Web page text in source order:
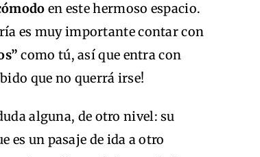
en este hermoso espacio.
es muy importante contar con
como tú, así que entra con
que no querrá irse!
alguna, de otro nivel: su
es un pasaje de ida a otro